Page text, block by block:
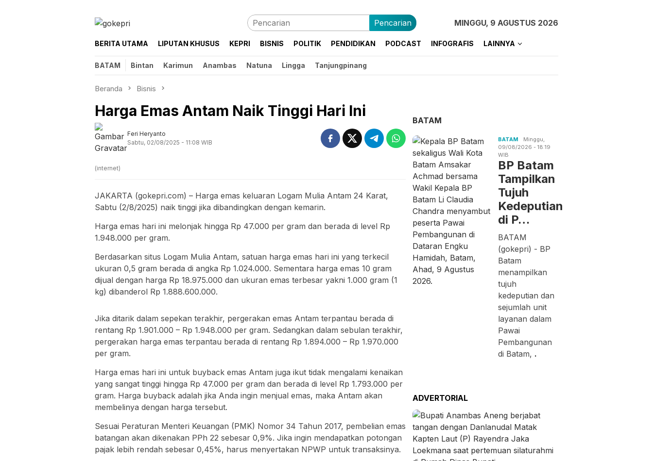
Pencarian MINGGU, 9 AGUSTUS 2026
BERITA UTAMA LIPUTAN KHUSUS KEPRI BISNIS POLITIK PENDIDIKAN PODCAST INFOGRAFIS LAINNYA
BATAM Bintan Karimun Anambas Natuna Lingga Tanjungpinang
Beranda Bisnis
Harga Emas Antam Naik Tinggi Hari Ini
Feri Heryanto
Sabtu, 02/08/2025 - 11:08 WIB
(internet)
JAKARTA (gokepri.com) – Harga emas keluaran Logam Mulia Antam 24 Karat,
Sabtu (2/8/2025) naik tinggi jika dibandingkan dengan kemarin.
Harga emas hari ini melonjak hingga Rp 47.000 per gram dan berada di level Rp
1.948.000 per gram.
Berdasarkan situs Logam Mulia Antam, satuan harga emas hari ini yang terkecil
ukuran 0,5 gram berada di angka Rp 1.024.000. Sementara harga emas 10 gram
dijual dengan harga Rp 18.975.000 dan ukuran emas terbesar yakni 1.000 gram (1
kg) dibanderol Rp 1.888.600.000.
Jika ditarik dalam sepekan terakhir, pergerakan emas Antam terpantau berada di
rentang Rp 1.901.000 – Rp 1.948.000 per gram. Sedangkan dalam sebulan terakhir,
pergerakan harga emas terpantau berada di rentang Rp 1.894.000 – Rp 1.970.000
per gram.
Harga emas hari ini untuk buyback emas Antam juga ikut tidak mengalami kenaikan
yang sangat tinggi hingga Rp 47.000 per gram dan berada di level Rp 1.793.000 per
gram. Harga buyback adalah jika Anda ingin menjual emas, maka Antam akan
membelinya dengan harga tersebut.
Sesuai Peraturan Menteri Keuangan (PMK) Nomor 34 Tahun 2017, pembelian emas
batangan akan dikenakan PPh 22 sebesar 0,9%. Jika ingin mendapatkan potongan
pajak lebih rendah sebesar 0,45%, harus menyertakan NPWP untuk transaksinya.
BATAM
BATAM
Minggu,
09/08/2026 - 18:19
WIB
BP Batam
Tampilkan
Tujuh
Kedeputian
di P…
BATAM
(gokepri) - BP
Batam
menampilkan
tujuh
kedeputian dan
sejumlah unit
layanan dalam
Pawai
Pembangunan
di Batam, .
ADVERTORIAL